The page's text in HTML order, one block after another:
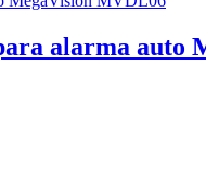
alarma auto